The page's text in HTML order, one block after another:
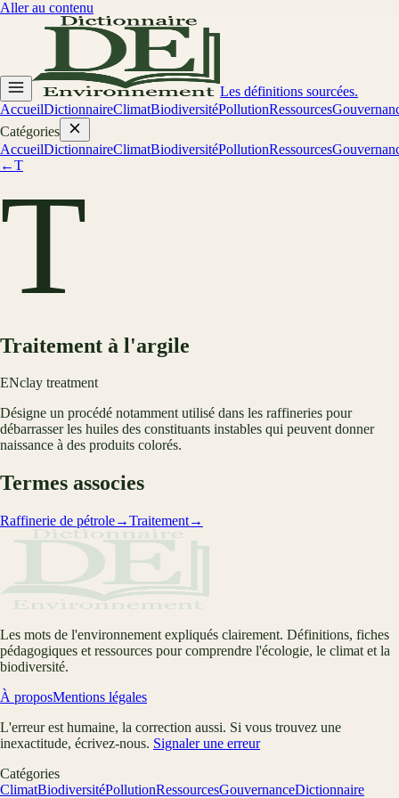
Aller au contenu
Les définitions sourcées.
AccueilDictionnaireClimatBiodiversitéPollutionRessources
Catégories
AccueilDictionnaireClimatBiodiversitéPollutionRessources
←T
T
Traitement à l'argile
ENclay treatment
Désigne un procédé notamment utilisé dans les raffineries pour
débarrasser les huiles des constituants instables qui peuvent donner
naissance à des produits colorés.
Termes associes
Raffinerie de pétrole→Traitement→
Les mots de l'environnement expliqués clairement. Définitions, fiches
pédagogiques et ressources pour comprendre l'écologie, le climat et la
biodiversité.
À proposMentions légales
L'erreur est humaine, la correction aussi. Si vous trouvez une
inexactitude, écrivez-nous. Signaler une erreur
Catégories
ClimatBiodiversitéPollutionRessourcesGouvernanceDictionnaire